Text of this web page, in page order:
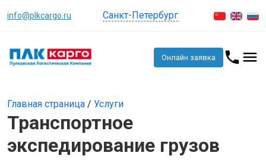
info@plkcargo.ru Санкт-Петербург
Онлайн заявка
Главная страница / Услуги
Транспортное
экспедирование грузов